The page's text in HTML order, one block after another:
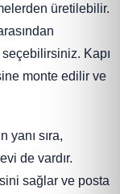
üretilebilir.
Kapı
monte edilir ve
yanı sıra,
de vardır.
sağlar ve posta